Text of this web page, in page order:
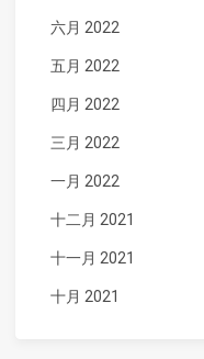
六月 2022
五月 2022
四月 2022
三月 2022
一月 2022
十二月 2021
十一月 2021
十月 2021